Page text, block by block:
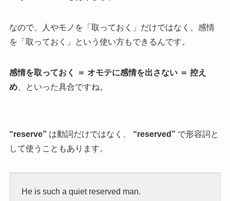
なので、人やモノを「取っておく」だけではなく、感情
を「取っておく」という使い方もできるんです。
感情を取っておく ＝ オモテに感情を出さない ＝ 控え
め、といった具合ですね。
“reserve” は動詞だけではなく、 “reserved” で形容詞と
して使うこともあります。
He is such a quiet reserved man.